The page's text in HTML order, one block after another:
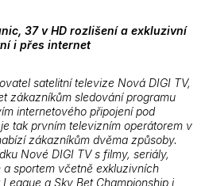
37 v HD rozlišení a exkluzivní
i přes internet
satelitní televize Nová DIGI TV,
zákazníkům sledování programu
internetového připojení pod
tak prvním televizním operátorem v
zákazníkům dvěma způsoby.
Nové DIGI TV s filmy, seriály,
sportem včetně exkluzivních
a Sky Bet Championship i